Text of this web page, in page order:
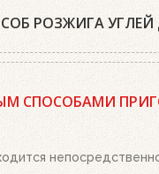
РОЗЖИГА УГЛЕЙ
положите два-три
СПОСОБАМИ